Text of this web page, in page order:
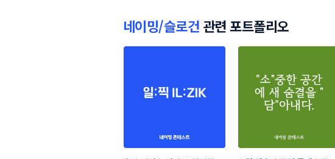
네이밍/슬로건 관련 포트폴리오